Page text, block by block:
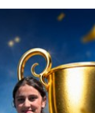
Yurt İşlemleri